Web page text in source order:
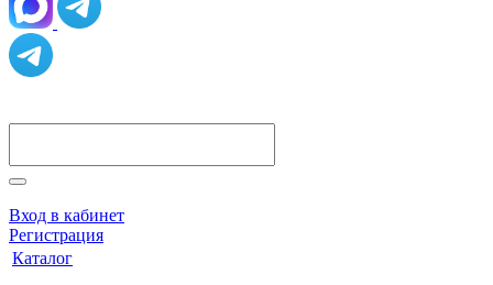
Вход в кабинет
Регистрация
Каталог